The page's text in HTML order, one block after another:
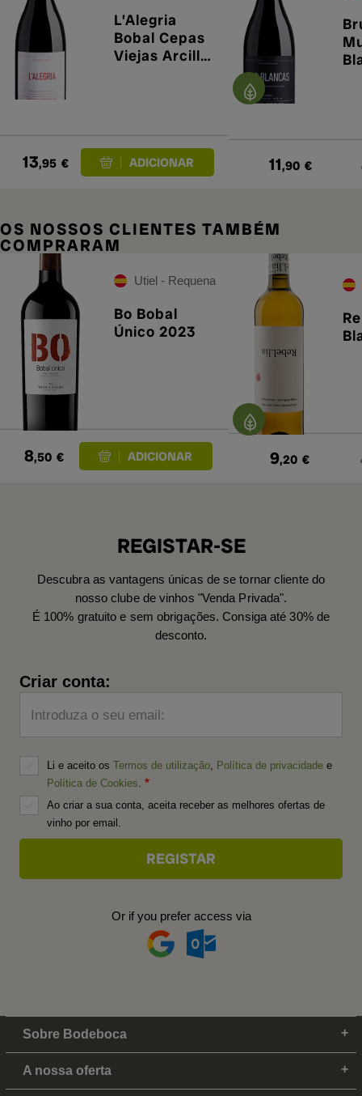
L’Alegria
Bobal Cepas
Viejas Arcilla
13,95 € 11,90 €
OS NOSSOS CLIENTES TAMBÉM
COMPRARAM
Utiel - Requena
Bo Bobal
Único 2023
8,50 € 9,20 €
REGISTAR-SE
Descubra as vantagens únicas de se tornar cliente do
nosso clube de vinhos "Venda Privada".
É 100% gratuito e sem obrigações. Consiga até 30% de
desconto.
Criar conta:
Introduza o seu email:
Li e aceito os Termos de utilização Política de privacidade e
Política de Cookies
Ao criar a sua conta, aceita receber as melhores ofertas de
vinho por email.
Or if you prefer access via
Sobre Bodeboca
A nossa oferta